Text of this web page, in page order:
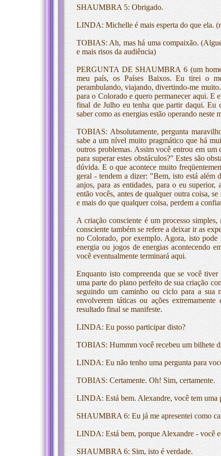
SHAUMBRA 5: Obrigado.
LINDA: Michelle é mais esperta do que ela.
TOBIAS: Ah, mas há uma compaixão.
e mais risos da audiência)
PERGUNTA DE SHAUMBRA 6 (um
meu país, os Países Baixos. Eu tirei o
perambulando, viajando, divertindo-me
para o Colorado e quero permanecer aqui. E
final de Julho eu tenha que partir daqui. Eu
saber como as energias estão operando neste
TOBIAS: Absolutamente, pergunta
sabe a um nível muito pragmático que há
outros problemas. Assim você entrou em
para superar estes obstáculos?" Estes são
dúvida. E o que acontece muito
geral - tendem a dizer: "Bem, isto está além
anjos, para as entidades, para o eu
então vocês, antes de qualquer outra coisa,
e mais do que qualquer coisa, perdem a
A criação consciente é um processo
consciente também se refere a deixar ir as
no Colorado, por exemplo. Agora, isto
energia ou jogos de energias acontecendo
você eventualmente terminará aqui.
Enquanto isto compreenda que se você
uma parte do plano perfeito de sua criação
seguindo um caminho ou ciclo para a sua
envolverem táticas ou ações
resultado final se manifeste.
LINDA: Eu posso participar disto?
TOBIAS: Hummm você recebeu um bilhete
LINDA: Eu não tenho uma pergunta para
TOBIAS: Certamente. Oh! Sim, certamente.
LINDA: Está bem. Alexandre, você tem uma
SHAUMBRA 6: Eu já me apresentei como
LINDA: Está bem, porque Alexandre - você
SHAUMBRA 6: Sim, isto é verdade.